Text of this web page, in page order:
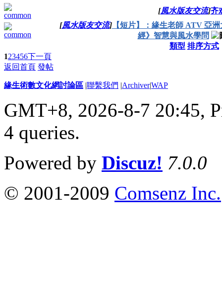
[風水版友交流]齐
[風水版友交流]【短片】：緣生老師 ATV 亞洲
經》智慧與風水學問
類型 排序方式
123456下一頁
返回首頁 發帖
緣生術數文化網討論區 |聯繫我們 |Archiver|WAP
GMT+8, 2026-8-7 20:45,
4 queries.
Powered by Discuz! 7.0.0
© 2001-2009 Comsenz Inc.